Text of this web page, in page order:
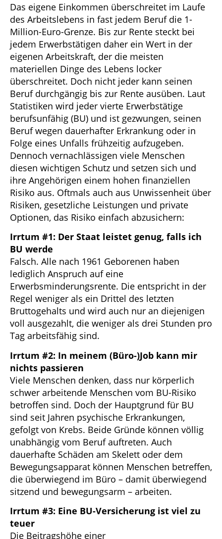
Das eigene Einkommen überschreitet im Laufe
des Arbeitslebens in fast jedem Beruf die 1-
Million-Euro-Grenze. Bis zur Rente steckt bei
jedem Erwerbstätigen daher ein Wert in der
eigenen Arbeitskraft, der die meisten
materiellen Dinge des Lebens locker
überschreitet. Doch nicht jeder kann seinen
Beruf durchgängig bis zur Rente ausüben. Laut
Statistiken wird jeder vierte Erwerbstätige
berufsunfähig (BU) und ist gezwungen, seinen
Beruf wegen dauerhafter Erkrankung oder in
Folge eines Unfalls frühzeitig aufzugeben.
Dennoch vernachlässigen viele Menschen
diesen wichtigen Schutz und setzen sich und
ihre Angehörigen einem hohen finanziellen
Risiko aus. Oftmals auch aus Unwissenheit über
Risiken, gesetzliche Leistungen und private
Optionen, das Risiko einfach abzusichern:
Irrtum #1: Der Staat leistet genug, falls ich
BU werde
Falsch. Alle nach 1961 Geborenen haben
lediglich Anspruch auf eine
Erwerbsminderungsrente. Die entspricht in der
Regel weniger als ein Drittel des letzten
Bruttogehalts und wird auch nur an diejenigen
voll ausgezahlt, die weniger als drei Stunden pro
Tag arbeitsfähig sind.
Irrtum #2: In meinem (Büro-)Job kann mir
nichts passieren
Viele Menschen denken, dass nur körperlich
schwer arbeitende Menschen vom BU-Risiko
betroffen sind. Doch der Hauptgrund für BU
sind seit Jahren psychische Erkrankungen,
gefolgt von Krebs. Beide Gründe können völlig
unabhängig vom Beruf auftreten. Auch
dauerhafte Schäden am Skelett oder dem
Bewegungsapparat können Menschen betreffen,
die überwiegend im Büro – damit überwiegend
sitzend und bewegungsarm – arbeiten.
Irrtum #3: Eine BU-Versicherung ist viel zu
teuer
Die Beitragshöhe einer